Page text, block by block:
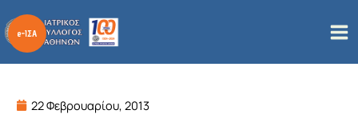
στο
περιεχόμενο
22 Φεβρουαρίου, 2013